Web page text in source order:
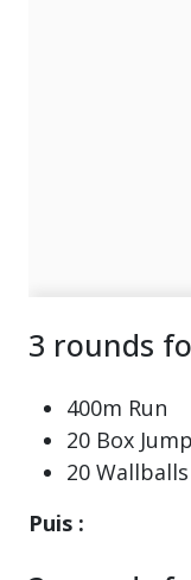
3 rounds
400m Run
20 Box
20
Puis :